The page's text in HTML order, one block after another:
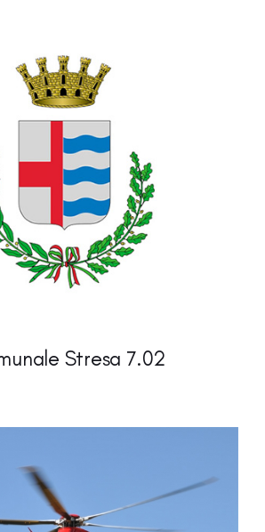
Stresa 7.02